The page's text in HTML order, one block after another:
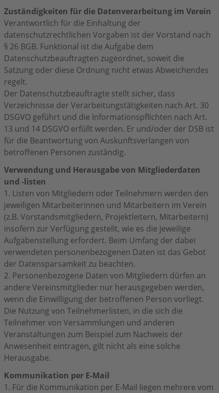
Zuständigkeiten für die Datenverarbeitung im Verein
Verantwortlich für die Einhaltung der
datenschutzrechtlichen Vorgaben ist der Vorstand nach
§ 26 BGB. Funktional ist die Aufgabe dem
Datenschutzbeauftragten zugeordnet, soweit die
Satzung oder diese Ordnung nicht etwas Abweichendes
regelt.
Der Datenschutzbeauftragte stellt sicher, dass
Verzeichnisse der Verarbeitungstätigkeiten nach Art. 30
DSGVO geführt und die Informationspflichten nach Art.
13 und 14 DSGVO erfüllt werden. Er und/oder der DSB ist
für die Beantwortung von Auskunftsverlangen von
betroffenen Personen zuständig.
Verwendung und Herausgabe von Mitgliederdaten
und -listen
1. Listen von Mitgliedern oder Teilnehmern werden den
jeweiligen Mitarbeiterinnen und Mitarbeitern im Verein
(z.B. Vorstandsmitgliedern, Projektleitern, Mitarbeitern)
insofern zur Verfügung gestellt, wie es die jeweilige
Aufgabenstellung erfordert. Beim Umfang der dabei
verwendeten personenbezogenen Daten ist das Gebot
der Datensparsamkeit zu beachten.
2. Personenbezogene Daten von Mitgliedern dürfen an
andere Vereinsmitglieder nur herausgegeben werden,
wenn die Einwilligung der betroffenen Person vorliegt.
Die Nutzung von Teilnehmerlisten, in die sich die
Teilnehmer von Versammlungen und anderen
Veranstaltungen zum Beispiel zum Nachweis der
Anwesenheit eintragen, gilt nicht als eine solche
Herausgabe.
Kommunikation per E-Mail
1. Für die Kommunikation per E-Mail liegen mehrere vom